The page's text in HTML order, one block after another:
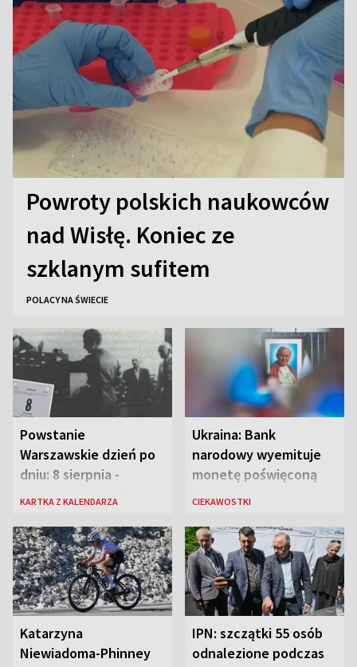
Powroty polskich naukowców
nad Wisłę. Koniec ze
szklanym sufitem
POLACY NA ŚWIECIE
Powstanie
Warszawskie dzień po
dniu: 8 sierpnia -
rozbrzmiewa radio
„Antka Rozpylacza”
KARTKA Z KALENDARZA
Ukraina: Bank
narodowy wyemituje
monetę poświęconą
św. Janowi Pawłowi II
CIEKAWOSTKI
Katarzyna
Niewiadoma-Phinney
IPN: szczątki 55 osób
odnalezione podczas